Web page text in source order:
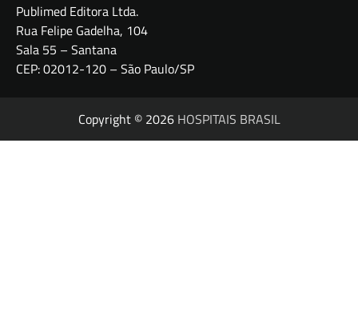
Publimed Editora Ltda.
Rua Felipe Gadelha, 104
Sala 55 – Santana
CEP: 02012-120 – São Paulo/SP
Copyright © 2026 HOSPITAIS BRASIL